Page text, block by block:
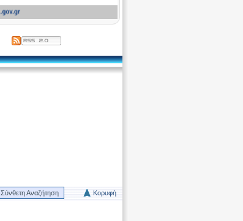
Σύνθετη Αναζήτηση Κορυφή